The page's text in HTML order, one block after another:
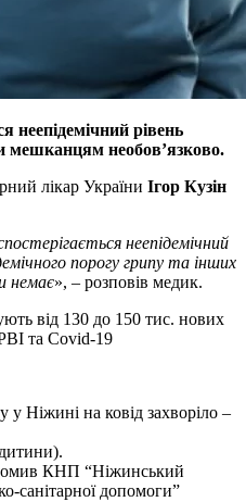
неепідемічний рівень
мешканцям необов’язково.
лікар України Ігор Кузін
неепідемічний
порогу грипу та інших
немає», – розповів медик.
від 130 до 150 тис. нових
та Covid-19
Ніжині на ковід захворіло –
КНП “Ніжинський
санітарної допомоги”